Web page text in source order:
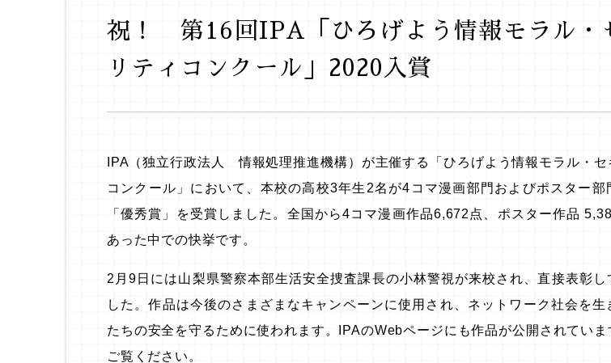
祝！ 第16回IPA「ひろげよう情報モラル・
リティコンクール」2020入賞
IPA（独立行政法人 情報処理推進機構）が主催する「ひろげよう情報モラル・セ
コンクール」において、本校の高校3年生 2名が4コマ漫画部門およびポスター部
「優秀賞」を受賞しました。全国から4コマ漫画作品6,672点、ポスター作品
あった中での快挙です。
2月9日には山梨県警察本部生活安全捜査課長の小林警視が来校され、直接表彰し
した。作品は今後のさまざまなキャンペーンに使用され、ネットワーク社会を生
たちの安全を守るために使われます。IPAのWebページにも作品が公開されていま
ご覧ください。